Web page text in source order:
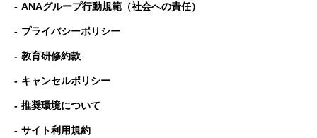
ANAグループ⾏動規範（社会への責任）
プライバシーポリシー
教育研修約款
キャンセルポリシー
推奨環境について
サイト利用規約